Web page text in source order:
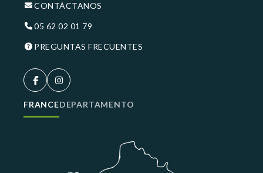
CONTÁCTANOS
05 62 02 01 79
PREGUNTAS FRECUENTES
FRANCEDEPARTAMENTO